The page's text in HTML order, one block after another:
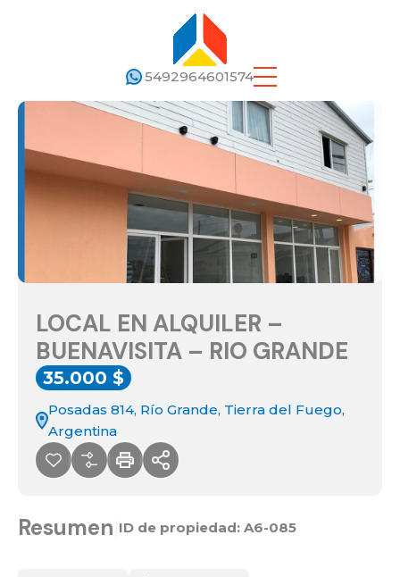
5492964601574
LOCAL EN ALQUILER –
BUENAVISITA – RIO GRANDE
35.000 $
Posadas 814, Río Grande, Tierra del Fuego,
Argentina
Resumen ID de propiedad: A6-085